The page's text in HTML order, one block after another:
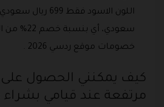
سعودي، أي
خصومات موقع ردسي 2026 .
كيف يمكنني الحصول
مرتفعة عند قيامي